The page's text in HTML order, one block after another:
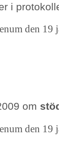
i
den 19
om
den 19